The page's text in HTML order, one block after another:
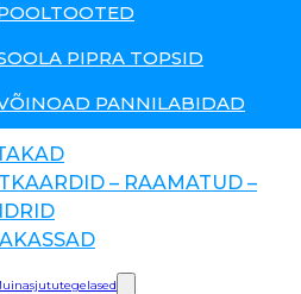
PIPRA TOPSID
PANNILABIDAD
– RAAMATUD –